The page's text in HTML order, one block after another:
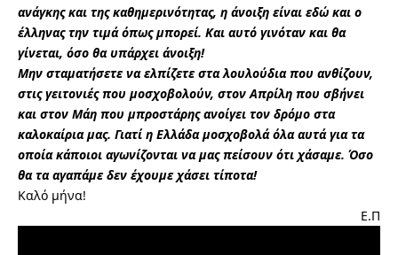
ανάγκης και της καθημερινότητας, η άνοιξη είναι εδώ και ο
έλληνας την τιμά όπως μπορεί. Και αυτό γινόταν και θα
γίνεται, όσο θα υπάρχει άνοιξη!
Μην σταματήσετε να ελπίζετε στα λουλούδια που ανθίζουν,
στις γειτονιές που μοσχοβολούν, στον Απρίλη που σβήνει
και στον Μάη που μπροστάρης ανοίγει τον δρόμο στα
καλοκαίρια μας. Γιατί η Ελλάδα μοσχοβολά όλα αυτά για τα
οποία κάποιοι αγωνίζονται να μας πείσουν ότι χάσαμε. Όσο
θα τα αγαπάμε δεν έχουμε χάσει τίποτα!
Καλό μήνα!
Ε.Π